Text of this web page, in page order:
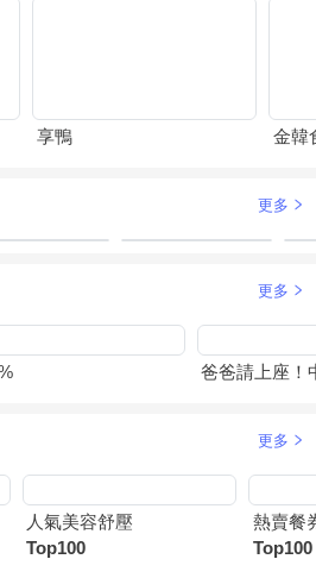
享鴨 金韓
更多
更多
爸爸請上座！
更多
人氣美容舒壓
Top100
熱賣餐
Top100